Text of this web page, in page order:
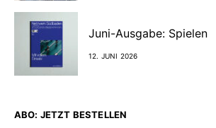
Juni-Ausgabe: Spielen
12. JUNI 2026
ABO: JETZT BESTELLEN